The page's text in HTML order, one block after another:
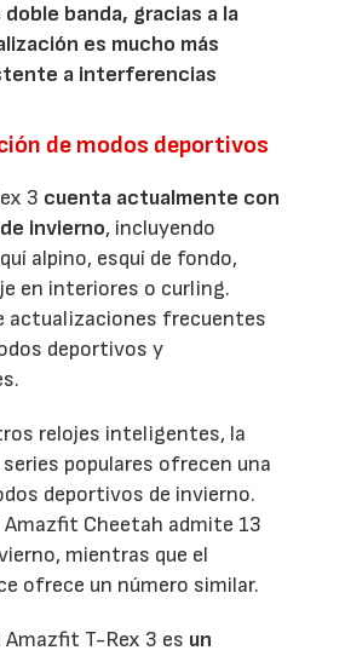
banda, gracias a la
es mucho más
a interferencias
de modos deportivos
3 cuenta actualmente con
invierno, incluyendo
alpino, esquí de fondo,
en interiores o curling.
actualizaciones frecuentes
deportivos y
relojes inteligentes, la
populares ofrecen una
deportivos de invierno.
Amazfit Cheetah admite 13
mientras que el
ofrece un número similar.
Amazfit T-Rex 3 es un